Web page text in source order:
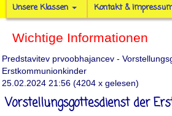
Unsere Klassen Kontakt &
Wichtige Informationen
Predstavitev prvoobhajancev -
Erstkommunionkinder
25.02.2024 21:56 (4204 x gelesen)
Vorstellungsgottesdienst der